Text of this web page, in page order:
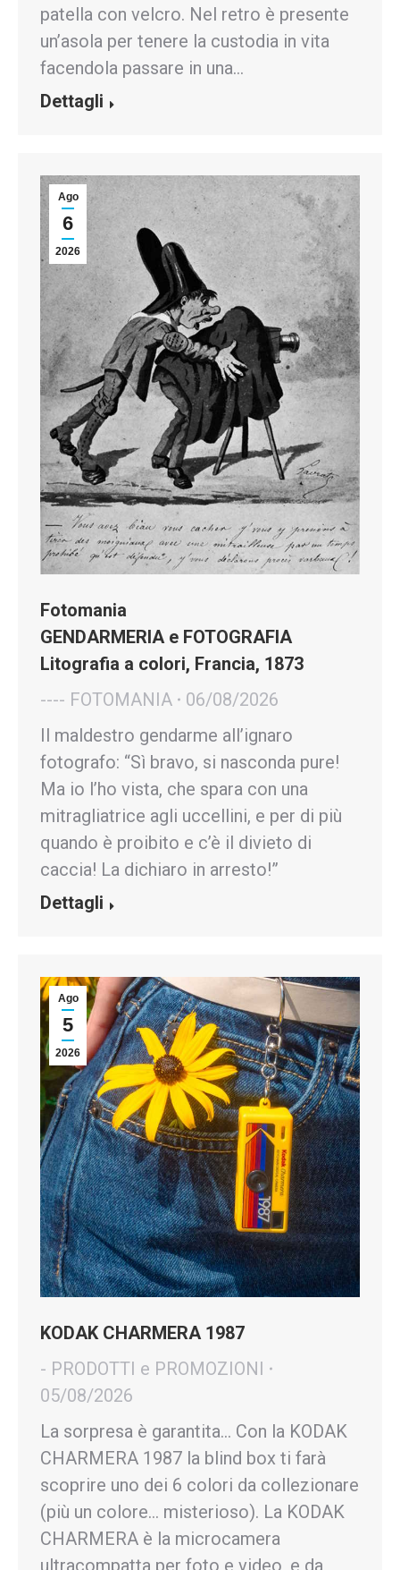
patella con velcro. Nel retro è presente
un’asola per tenere la custodia in vita
facendola passare in una…
Dettagli
Ago
6
2026
Fotomania
GENDARMERIA e FOTOGRAFIA
Litografia a colori, Francia, 1873
---- FOTOMANIA
06/08/2026
Il maldestro gendarme all’ignaro
fotografo: “Sì bravo, si nasconda pure!
Ma io l’ho vista, che spara con una
mitragliatrice agli uccellini, e per di più
quando è proibito e c’è il divieto di
caccia! La dichiaro in arresto!”
Dettagli
Ago
5
2026
KODAK CHARMERA 1987
- PRODOTTI e PROMOZIONI
05/08/2026
La sorpresa è garantita… Con la KODAK
CHARMERA 1987 la blind box ti farà
scoprire uno dei 6 colori da collezionare
(più un colore… misterioso). La KODAK
CHARMERA è la microcamera